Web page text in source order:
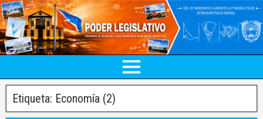
Etiqueta: Economía (2)